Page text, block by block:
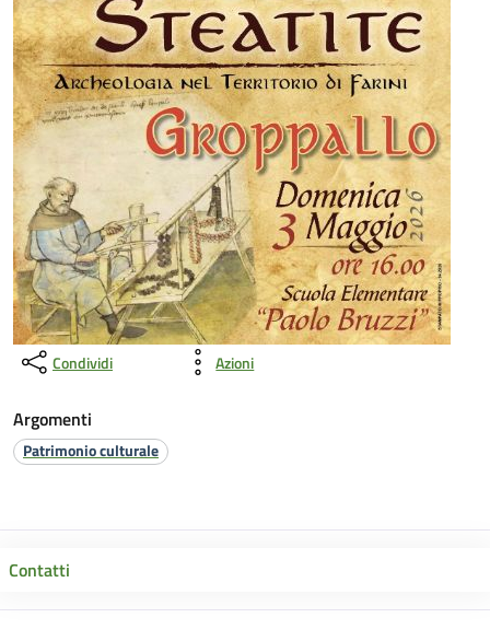
Condividi Azioni
Argomenti
Patrimonio culturale
Contatti